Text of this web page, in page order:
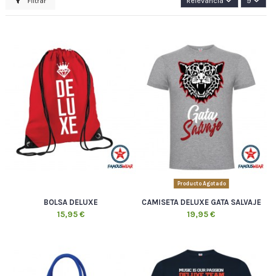
BOLSA DELUXE
15,95 €
Producto Agotado
CAMISETA DELUXE GATA SALVAJE
19,95 €